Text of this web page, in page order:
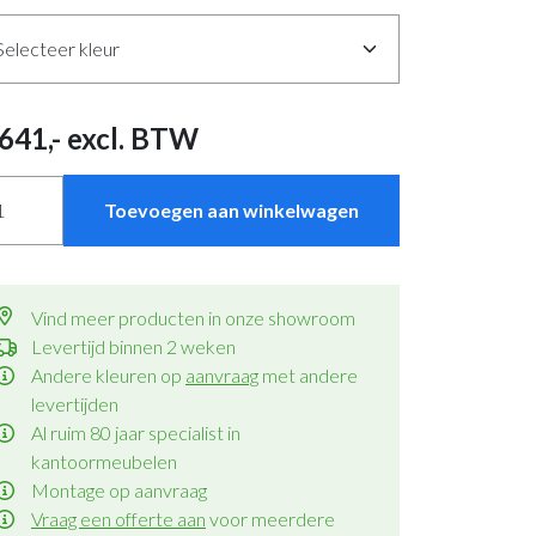
,- excl. BTW
Toevoegen aan winkelwagen
Vind meer producten in onze showroom
Levertijd binnen 2 weken
Andere kleuren op aanvraag met andere
levertijden
Al ruim 80 jaar specialist in
kantoormeubelen
Montage op aanvraag
Vraag een offerte aan voor meerdere